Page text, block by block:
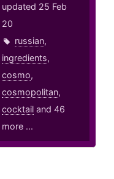
updated 25 Feb
20
russian,
ingredients,
cosmo,
cosmopolitan,
cocktail and 46
more ...